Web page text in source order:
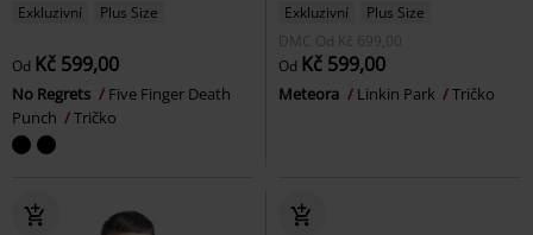
Exkluzivní Plus Size
Od Kč 599,00
No Regrets
Five Finger Death
Punch
Tričko
Exkluzivní
Plus Size
DMC Od Kč 699,00
Od Kč 599,00
Meteora Linkin Park Tričko